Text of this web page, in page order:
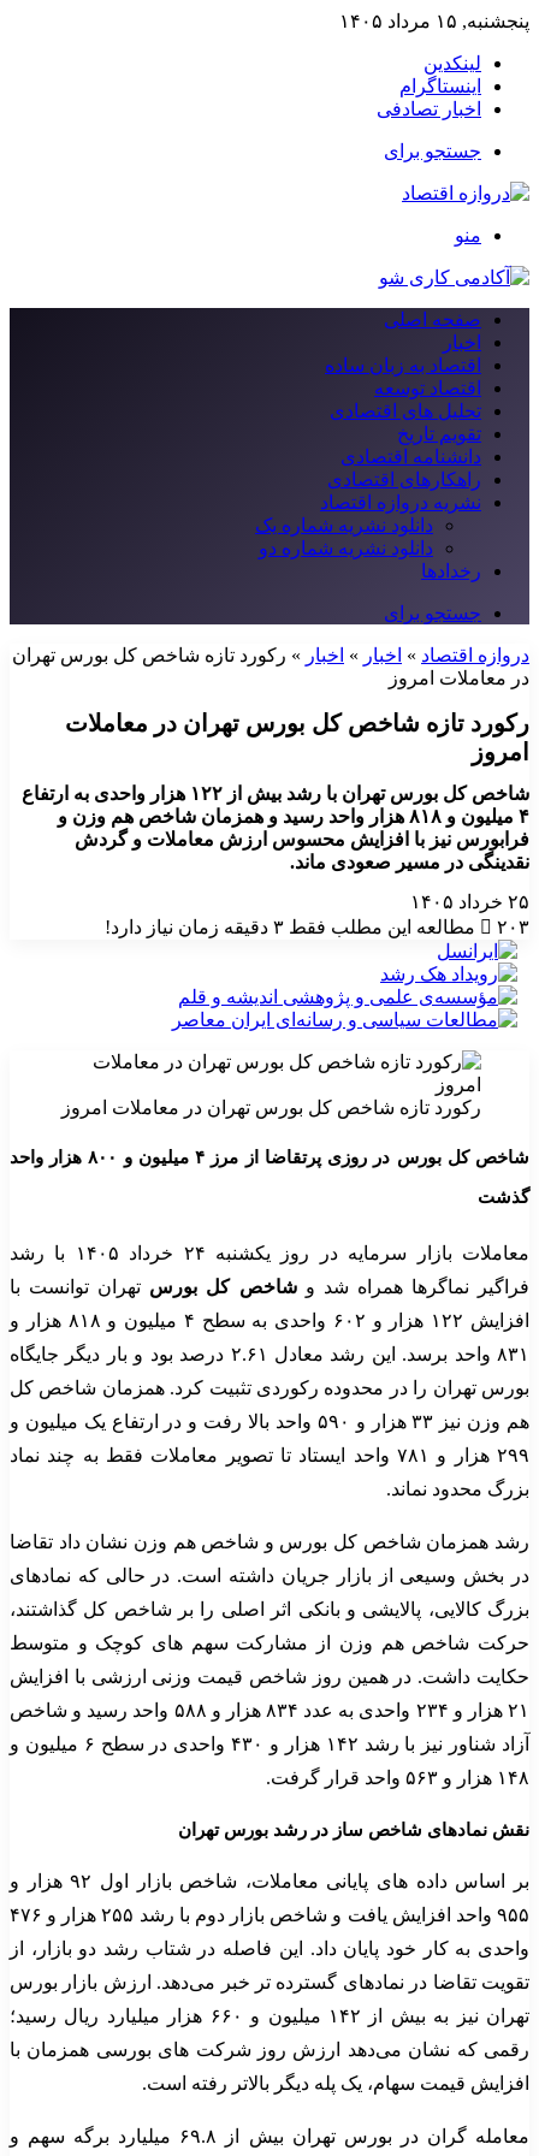
پنجشنبه, ۱۵ مرداد ۱۴۰۵
لینکدین
اینستاگرام
اخبار تصادفی
جستجو برای
منو
صفحه اصلی
اخبار
اقتصاد به زبان ساده
اقتصاد توسعه
تحلیل های اقتصادی
تقویم تاریخ
دانشنامه اقتصادی
راهکارهای اقتصادی
نشریه دروازه اقتصاد
دانلود نشریه شماره یک
دانلود نشریه شماره دو
رخدادها
جستجو برای
دروازه اقتصاد » اخبار » اخبار » رکورد تازه شاخص کل بورس تهران
در معاملات امروز
رکورد تازه شاخص کل بورس تهران در معاملات
امروز
شاخص کل بورس تهران با رشد بیش از ۱۲۲ هزار واحدی به ارتفاع
۴ میلیون و ۸۱۸ هزار واحد رسید و همزمان شاخص هم وزن و
فرابورس نیز با افزایش محسوس ارزش معاملات و گردش
نقدینگی در مسیر صعودی ماند.
۲۵ خرداد ۱۴۰۵
۲۰۳
مطالعه این مطلب فقط ۳ دقیقه زمان نیاز دارد!
رکورد تازه شاخص کل بورس تهران در معاملات امروز
شاخص کل بورس در روزی پرتقاضا از مرز ۴ میلیون و ۸۰۰ هزار واحد
گذشت
معاملات بازار سرمایه در روز یکشنبه ۲۴ خرداد ۱۴۰۵ با رشد
فراگیر نماگرها همراه شد وشاخص کل بورس تهران توانست با
افزایش ۱۲۲ هزار و ۶۰۲ واحدی به سطح ۴ میلیون و ۸۱۸ هزار و
۸۳۱ واحد برسد. این رشد معادل ۲.۶۱ درصد بود و بار دیگر جایگاه
بورس تهران را در محدوده رکوردی تثبیت کرد. همزمان شاخص کل
هم وزن نیز ۳۳ هزار و ۵۹۰ واحد بالا رفت و در ارتفاع یک میلیون و
۲۹۹ هزار و ۷۸۱ واحد ایستاد تا تصویر معاملات فقط به چند نماد
بزرگ محدود نماند.
رشد همزمان شاخص کل بورس و شاخص هم وزن نشان داد تقاضا
در بخش وسیعی از بازار جریان داشته است. در حالی که نمادهای
بزرگ کالایی، پالایشی و بانکی اثر اصلی را بر شاخص کل گذاشتند،
حرکت شاخص هم وزن از مشارکت سهم های کوچک و متوسط
حکایت داشت. در همین روز شاخص قیمت وزنی ارزشی با افزایش
۲۱ هزار و ۲۳۴ واحدی به عدد ۸۳۴ هزار و ۵۸۸ واحد رسید و شاخص
آزاد شناور نیز با رشد ۱۴۲ هزار و ۴۳۰ واحدی در سطح ۶ میلیون و
۱۴۸ هزار و ۵۶۳ واحد قرار گرفت.
نقش نمادهای شاخص ساز در رشد بورس تهران
بر اساس داده های پایانی معاملات، شاخص بازار اول ۹۲ هزار و
۹۵۵ واحد افزایش یافت و شاخص بازار دوم با رشد ۲۵۵ هزار و ۴۷۶
واحدی به کار خود پایان داد. این فاصله در شتاب رشد دو بازار، از
تقویت تقاضا در نمادهای گسترده تر خبر می‌دهد. ارزش بازار بورس
تهران نیز به بیش از ۱۴۲ میلیون و ۶۶۰ هزار میلیارد ریال رسید؛
رقمی که نشان می‌دهد ارزش روز شرکت های بورسی همزمان با
افزایش قیمت سهام، یک پله دیگر بالاتر رفته است.
معامله گران در بورس تهران بیش از ۶۹.۸ میلیارد برگه سهم و